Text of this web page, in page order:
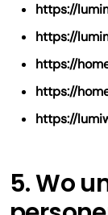
https://
https://
https://
https://
https://
5. Wo